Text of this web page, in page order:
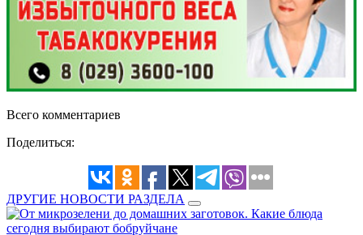
Всего комментариев
Поделиться:
ДРУГИЕ НОВОСТИ РАЗДЕЛА